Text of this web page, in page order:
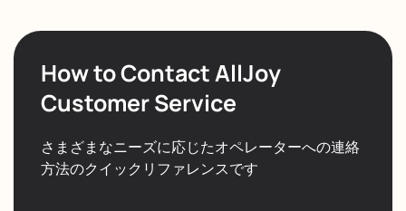
How to Contact AllJoy
Customer Service
さまざまなニーズに応じたオペレーターへの連絡
方法のクイックリファレンスです